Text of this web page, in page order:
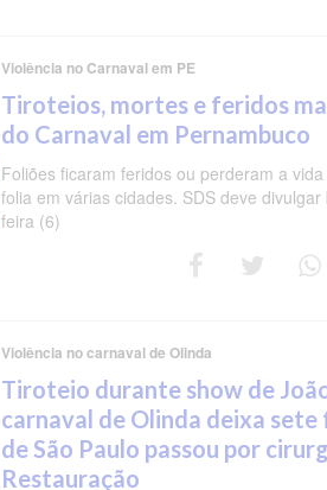
Violência no Carnaval em PE
Tiroteios, mortes e feridos
do Carnaval em Pernambuco
Foliões ficaram feridos ou perderam a
folia em várias cidades. SDS deve
feira (6)
Violência no carnaval de Olinda
Tiroteio durante show de
carnaval de Olinda deixa
de São Paulo passou por
Restauração